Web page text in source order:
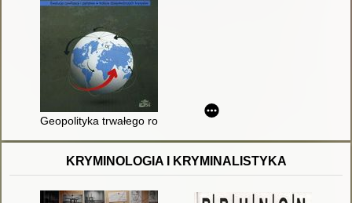
Geopolityka trwałego rozwoju : ewolucja cywilizacji i państwa
KRYMINOLOGIA I KRYMINALISTYKA